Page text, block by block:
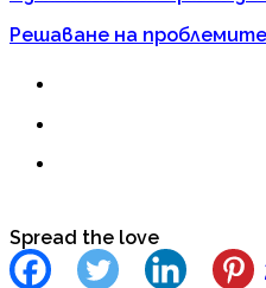
Решаване на
Spread the love